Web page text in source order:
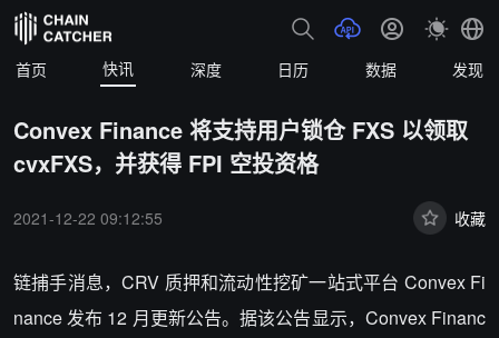
首页 快讯 深度 日历 数据 发现
Convex Finance 将支持用户锁仓 FXS 以领取
cvxFXS，并获得 FPI 空投资格
2021-12-22 09:12:55 收藏
链捕手消息，CRV 质押和流动性挖矿一站式平台 Convex Fi
nance 发布 12 月更新公告。据该公告显示，Convex Financ